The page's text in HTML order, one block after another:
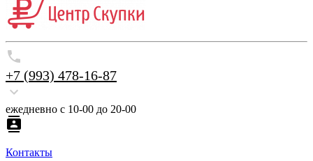
+7 (993) 478-16-87
ежедневно с 10-00 до 20-00
Контакты